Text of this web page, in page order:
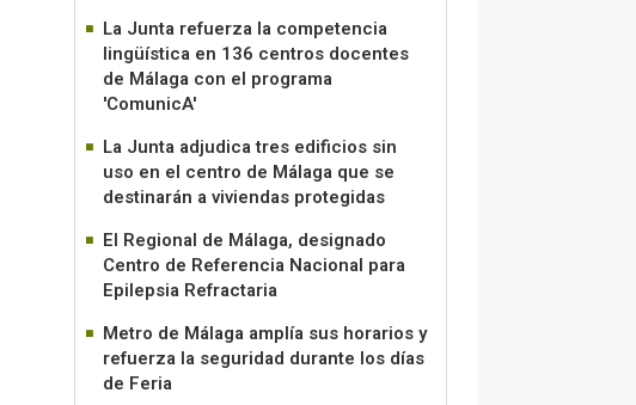
La Junta refuerza la competencia
lingüística en 136 centros docentes
de Málaga con el programa
'ComunicA'
La Junta adjudica tres edificios sin
uso en el centro de Málaga que se
destinarán a viviendas protegidas
El Regional de Málaga, designado
Centro de Referencia Nacional para
Epilepsia Refractaria
Metro de Málaga amplía sus horarios y
refuerza la seguridad durante los días
de Feria